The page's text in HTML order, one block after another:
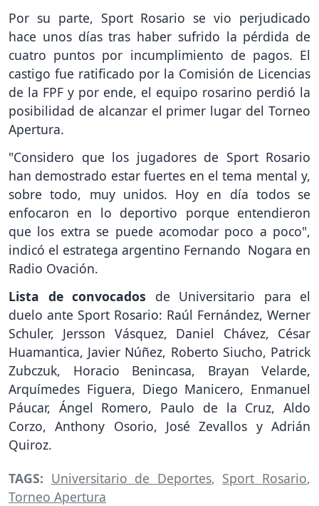
Por su parte, Sport Rosario se vio perjudicado
hace unos días tras haber sufrido la pérdida de
cuatro puntos por incumplimiento de pagos. El
castigo fue ratificado por la Comisión de Licencias
de la FPF y por ende, el equipo rosarino perdió la
posibilidad de alcanzar el primer lugar del Torneo
Apertura.
"Considero que los jugadores de Sport Rosario
han demostrado estar fuertes en el tema mental y,
sobre todo, muy unidos. Hoy en día todos se
enfocaron en lo deportivo porque entendieron
que los extra se puede acomodar poco a poco",
indicó el estratega argentino Fernando Nogara en
Radio Ovación.
Lista de convocados de Universitario para el
duelo ante Sport Rosario: Raúl Fernández, Werner
Schuler, Jersson Vásquez, Daniel Chávez, César
Huamantica, Javier Núñez, Roberto Siucho, Patrick
Zubczuk, Horacio Benincasa, Brayan Velarde,
Arquímedes Figuera, Diego Manicero, Enmanuel
Páucar, Ángel Romero, Paulo de la Cruz, Aldo
Corzo, Anthony Osorio, José Zevallos y Adrián
Quiroz.
TAGS: Universitario de Deportes, Sport Rosario,
Torneo Apertura